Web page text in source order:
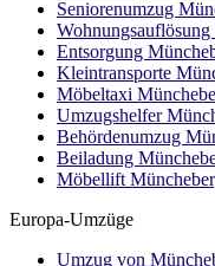
Seniorenumzug
Entsorgung
Kleintransporte
Möbeltaxi
Umzugshelfer
Behördenumzug
Beiladung
Möbellift
Europa-Umzüge
Umzug von